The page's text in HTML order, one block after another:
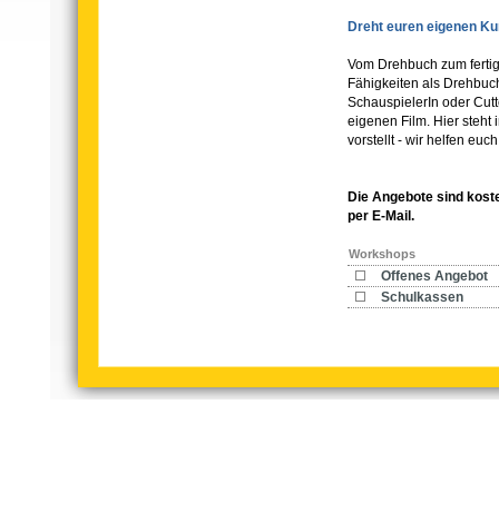
Dreht euren eigenen
Vom Drehbuch zum
Fähigkeiten als
SchauspielerIn oder
eigenen Film. Hier steht
vorstellt - wir helfen
Die Angebote sind
per E-Mail.
Workshops
Offenes Angebot
Schulkassen